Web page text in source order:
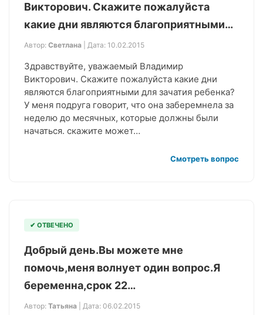
Викторович. Скажите пожалуйста
какие дни являются благоприятными…
Автор: Светлана | Дата: 10.02.2015
Здравствуйте, уважаемый Владимир
Викторович. Скажите пожалуйста какие дни
являются благоприятными для зачатия ребенка?
У меня подруга говорит, что она заберемнела за
неделю до месячных, которые должны были
начаться. скажите может…
Смотреть вопрос
✔ ОТВЕЧЕНО
Добрый день.Вы можете мне
помочь,меня волнует один вопрос.Я
беременна,срок 22…
Автор: Татьяна | Дата: 06.02.2015